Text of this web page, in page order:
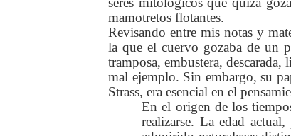
mamotretos flotantes.
Revisando entre mis notas y
la que el cuervo gozaba de un
tramposa, embustera,
mal ejemplo. Sin embargo, su
Strass, era esencial en el
En el origen de los
realizarse. La edad